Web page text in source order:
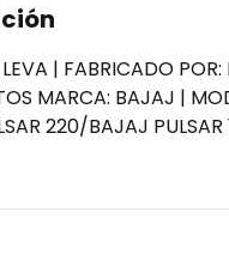
| FABRICADO
MARCA: BAJAJ |
220/BAJAJ PULSAR